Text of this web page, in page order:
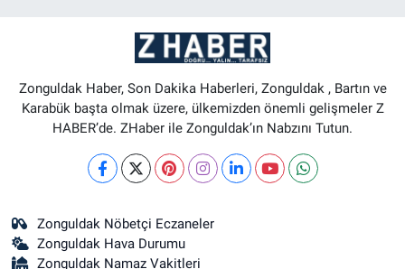
Zonguldak Haber, Son Dakika Haberleri, Zonguldak , Bartın ve
Karabük başta olmak üzere, ülkemizden önemli gelişmeler Z
HABER’de. ZHaber ile Zonguldak’ın Nabzını Tutun.
Zonguldak Nöbetçi Eczaneler
Zonguldak Hava Durumu
Zonguldak Namaz Vakitleri